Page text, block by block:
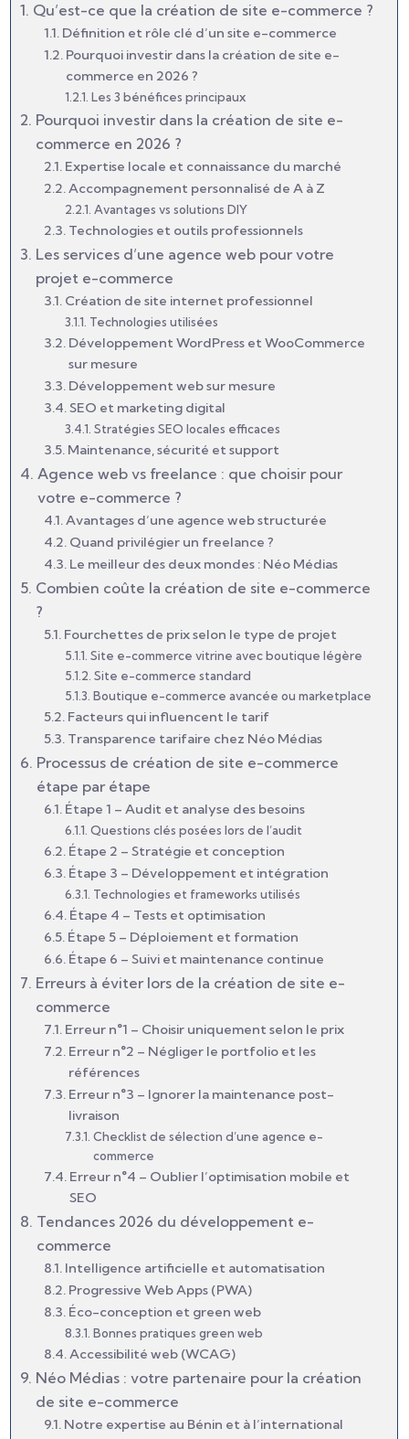
Qu’est-ce que la création de site e-commerce ?
Définition et rôle clé d’un site e-commerce
Pourquoi investir dans la création de site e-
commerce en 2026 ?
Les 3 bénéfices principaux
Pourquoi investir dans la création de site e-
commerce en 2026 ?
Expertise locale et connaissance du marché
Accompagnement personnalisé de A à Z
Avantages vs solutions DIY
Technologies et outils professionnels
Les services d’une agence web pour votre
projet e-commerce
Création de site internet professionnel
Technologies utilisées
Développement WordPress et WooCommerce
sur mesure
Développement web sur mesure
SEO et marketing digital
Stratégies SEO locales efficaces
Maintenance, sécurité et support
Agence web vs freelance : que choisir pour
votre e-commerce ?
Avantages d’une agence web structurée
Quand privilégier un freelance ?
Le meilleur des deux mondes : Néo Médias
Combien coûte la création de site e-commerce
?
Fourchettes de prix selon le type de projet
Site e-commerce vitrine avec boutique légère
Site e-commerce standard
Boutique e-commerce avancée ou marketplace
Facteurs qui influencent le tarif
Transparence tarifaire chez Néo Médias
Processus de création de site e-commerce
étape par étape
Étape 1 – Audit et analyse des besoins
Questions clés posées lors de l’audit
Étape 2 – Stratégie et conception
Étape 3 – Développement et intégration
Technologies et frameworks utilisés
Étape 4 – Tests et optimisation
Étape 5 – Déploiement et formation
Étape 6 – Suivi et maintenance continue
Erreurs à éviter lors de la création de site e-
commerce
Erreur n°1 – Choisir uniquement selon le prix
Erreur n°2 – Négliger le portfolio et les
références
Erreur n°3 – Ignorer la maintenance post-
livraison
Checklist de sélection d’une agence e-
commerce
Erreur n°4 – Oublier l’optimisation mobile et
SEO
Tendances 2026 du développement e-
commerce
Intelligence artificielle et automatisation
Progressive Web Apps (PWA)
Éco-conception et green web
Bonnes pratiques green web
Accessibilité web (WCAG)
Néo Médias : votre partenaire pour la création
de site e-commerce
Notre expertise au Bénin et à l’international